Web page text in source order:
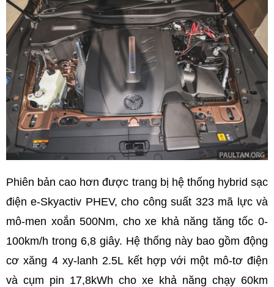
Phiên bản cao hơn được trang bị hệ thống hybrid sạc
điện e-Skyactiv PHEV, cho công suất 323 mã lực và
mô-men xoắn 500Nm, cho xe khả năng tăng tốc 0-
100km/h trong 6,8 giây. Hệ thống này bao gồm động
cơ xăng 4 xy-lanh 2.5L kết hợp với một mô-tơ điện
và cụm pin 17,8kWh cho xe khả năng chạy 60km